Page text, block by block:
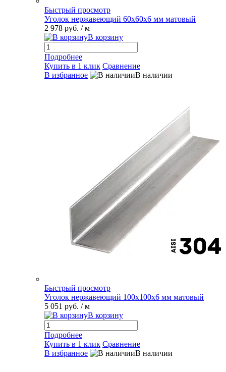
Быстрый просмотр
Уголок нержавеющий 60х60х6 мм матовый
2 978 руб. / м
В корзину
Подробнее
Купить в 1 клик Сравнение
В избранное
В наличии
Быстрый просмотр
Уголок нержавеющий 100х100х6 мм матовый
5 051 руб. / м
В корзину
Подробнее
Купить в 1 клик Сравнение
В избранное
В наличии